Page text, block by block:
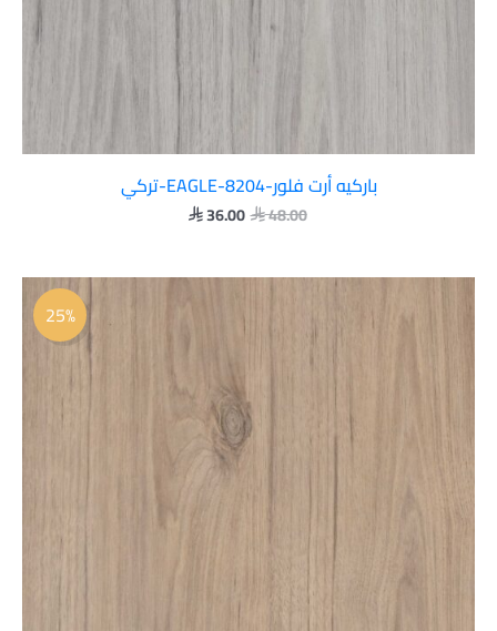
باركيه أرت فلور-EAGLE-8204-تركي
48.00
36.00
25%
السعر
هو:
السعر
الحالي